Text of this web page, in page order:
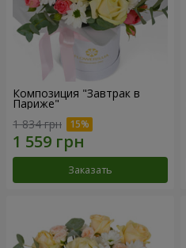
Композиция "Завтрак в
Париже"
1 834 грн
Заказать